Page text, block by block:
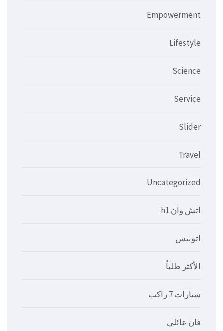
Empowerment
Lifestyle
Science
Service
Slider
Travel
Uncategorized
اتش وان h1
اتوبيس
الأكثر طلباً
سيارات 7 راكب
فان عائلي